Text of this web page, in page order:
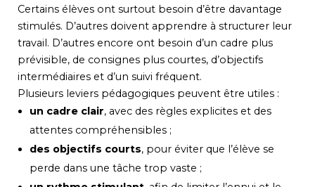
Certains élèves ont surtout besoin d’être davantage
stimulés. D’autres doivent apprendre à structurer leur
travail. D’autres encore ont besoin d’un cadre plus
prévisible, de consignes plus courtes, d’objectifs
intermédiaires et d’un suivi fréquent.
Plusieurs leviers pédagogiques peuvent être utiles :
un cadre clair, avec des règles explicites et des
attentes compréhensibles ;
des objectifs courts, pour éviter que l’élève se
perde dans une tâche trop vaste ;